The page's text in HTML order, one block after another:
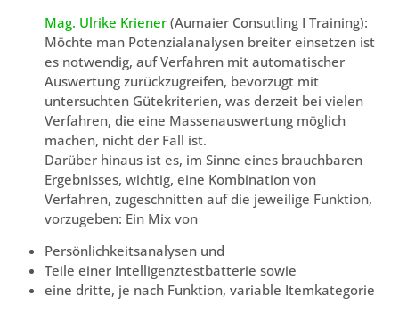
Mag. Ulrike Kriener (Aumaier Consutling I Training):
Möchte man Potenzialanalysen breiter einsetzen ist
es notwendig, auf Verfahren mit automatischer
Auswertung zurückzugreifen, bevorzugt mit
untersuchten Gütekriterien, was derzeit bei vielen
Verfahren, die eine Massenauswertung möglich
machen, nicht der Fall ist.
Darüber hinaus ist es, im Sinne eines brauchbaren
Ergebnisses, wichtig, eine Kombination von
Verfahren, zugeschnitten auf die jeweilige Funktion,
vorzugeben: Ein Mix von
Persönlichkeitsanalysen und
Teile einer Intelligenztestbatterie sowie
eine dritte, je nach Funktion, variable Itemkategorie